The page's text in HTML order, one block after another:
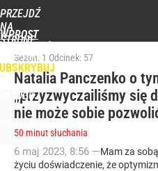
PRZEJDŹ
NA
STRONĘ
GŁÓWNĄ
WPROST
ZALOGUJ
POPULARNE
Sezon: 1 Odcinek: 57
Natalia Panczenko o
„przyzwyczailiśmy się
nie może sobie
50 minut słuchania
6 maj 2023, 8:56 —Mam za
życiu doświadczenie, że